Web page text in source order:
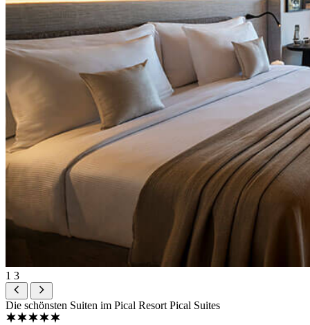
1 3
Die schönsten Suiten im Pical Resort Pical Suites